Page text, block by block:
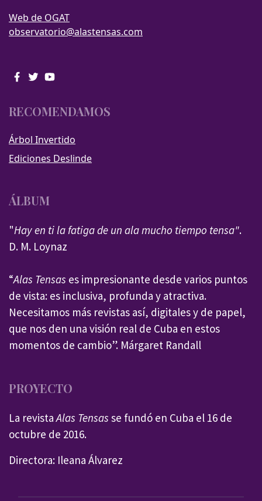
Web de OGAT
observatorio@alastensas.com
RECOMENDAMOS
Árbol Invertido
Ediciones Deslinde
ÁLBUM
"Hay en ti la fatiga de un ala mucho tiempo tensa".
D. M. Loynaz
“Alas Tensas es impresionante desde varios puntos
de vista: es inclusiva, profunda y atractiva.
Necesitamos más revistas así, digitales y de papel,
que nos den una visión real de Cuba en estos
momentos de cambio”. Márgaret Randall
PROYECTO
La revistaAlas Tensas se fundó en Cuba el 16 de
octubre de 2016.
Directora: Ileana Álvarez